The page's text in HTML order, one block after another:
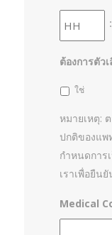
MM
slash
:
ต้องการตัว
ใช่
หมายเหตุ:
ปกติของแพ
กำหนดการ
เราเพื่อยืน
Medical